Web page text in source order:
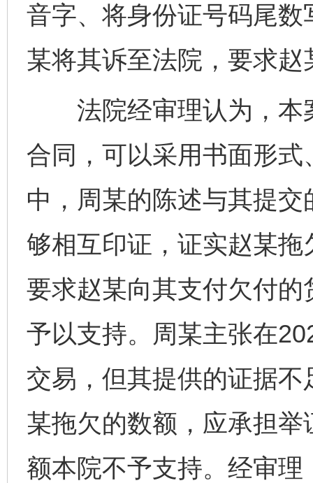
音字、将身份证号码尾
某将其诉至法院，要求
法院经审理认为，本
合同，可以采用书面形
中，周某的陈述与其提
够相互印证，证实赵某
要求赵某向其支付欠付
予以支持。周某主张在
交易，但其提供的证据
某拖欠的数额，应承担
额本院不予支持。经审